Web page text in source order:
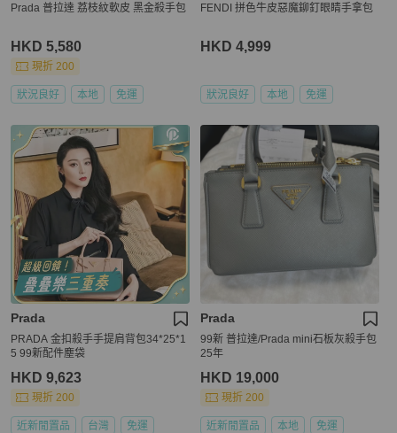
Prada 普拉達 荔枝紋軟皮 黑金殺手包
HKD 5,580
現折 200
狀況良好 本地 免運
FENDI 拼色牛皮惡魔鉚釘眼睛手拿包
HKD 4,999
狀況良好 本地 免運
Prada
PRADA 金扣殺手手提肩背包34*25*1
5 99新配件塵袋
HKD 9,623
現折 200
近新閒置品 台灣 免運
Prada
99新 普拉達/Prada mini石板灰殺手包
25年
HKD 19,000
現折 200
近新閒置品 本地 免運